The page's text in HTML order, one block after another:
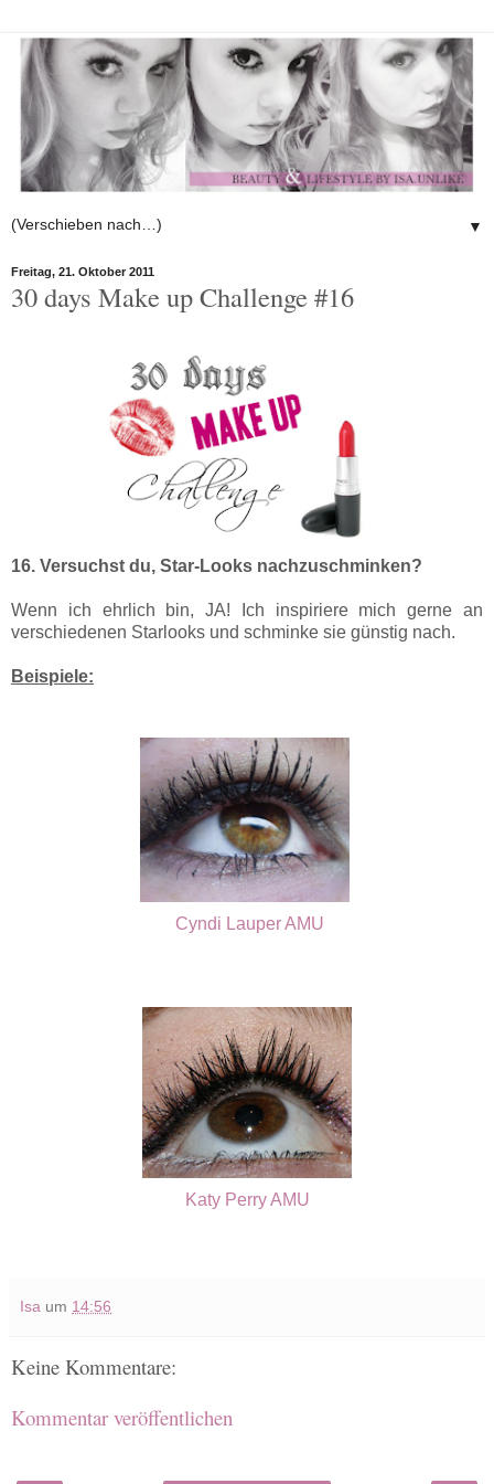
▼
Freitag, 21. Oktober 2011
30 days Make up Challenge #16
16. Versuchst du, Star-Looks nachzuschminken?
Wenn ich ehrlich bin, JA! Ich inspiriere mich gerne an
verschiedenen Starlooks und schminke sie günstig nach.
Beispiele:
Cyndi Lauper AMU
Katy Perry AMU
Isa um 14:56
Keine Kommentare:
Kommentar veröffentlichen